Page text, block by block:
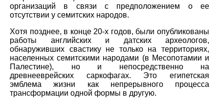
организаций в связи с предположением о ее
отсутствии у семитских народов.
Хотя позднее, в конце 20-х годов, были опубликованы
работы английских и датских археологов,
обнаруживших свастику не только на территориях,
населенных семитскими народами (в Месопотамии и
Палестине), но и непосредственно на
древнееврейских саркофагах. Это египетская
эмблема жизни как непрерывного процесса
трансформации одной формы в другую.